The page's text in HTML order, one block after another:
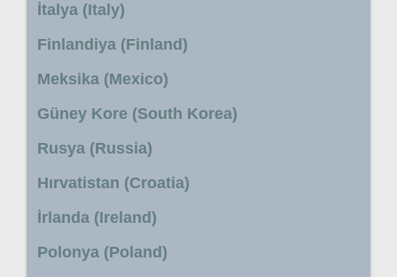
İtalya (Italy)
Finlandiya (Finland)
Meksika (Mexico)
Güney Kore (South Korea)
Rusya (Russia)
Hırvatistan (Croatia)
İrlanda (Ireland)
Polonya (Poland)